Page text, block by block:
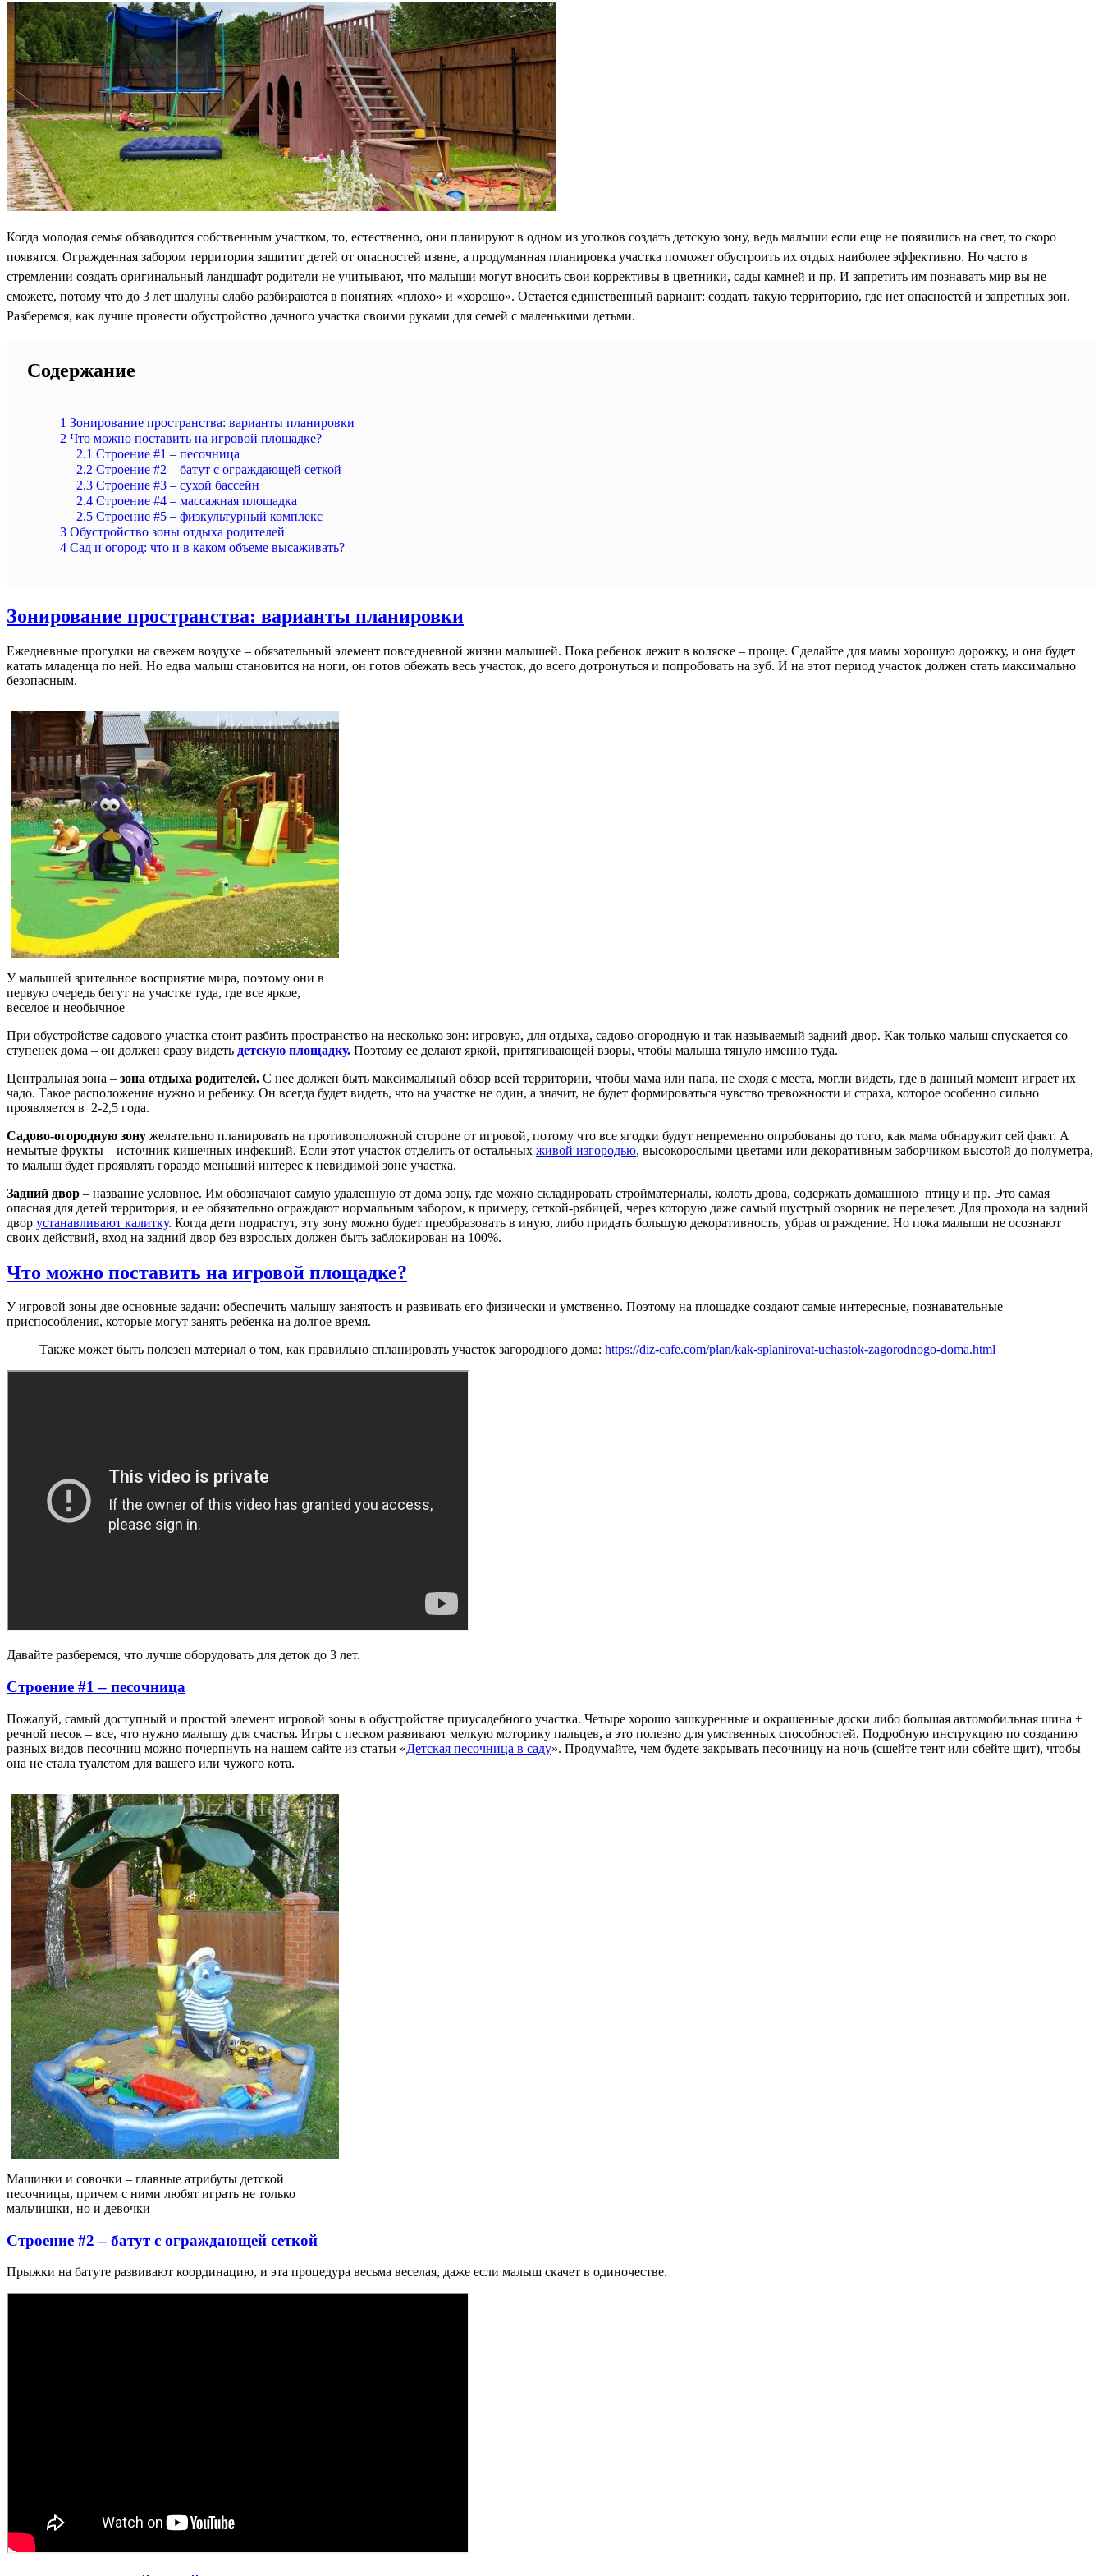
Когда молодая семья обзаводится собственным участком, то, естественно, они планируют в одном из уголков создать детскую зону, ведь малыши если еще не появились на свет, то скоро
появятся. Огражденная забором территория защитит детей от опасностей извне, а продуманная планировка участка поможет обустроить их отдых наиболее эффективно. Но часто в
стремлении создать оригинальный ландшафт родители не учитывают, что малыши могут вносить свои коррективы в цветники, сады камней и пр. И запретить им познавать мир вы не
сможете, потому что до 3 лет шалуны слабо разбираются в понятиях «плохо» и «хорошо». Остается единственный вариант: создать такую территорию, где нет опасностей и запретных зон.
Разберемся, как лучше провести обустройство дачного участка своими руками для семей с маленькими детьми.
Содержание
1 Зонирование пространства: варианты планировки
2 Что можно поставить на игровой площадке?
2.1 Строение #1 – песочница
2.2 Строение #2 – батут с ограждающей сеткой
2.3 Строение #3 – сухой бассейн
2.4 Строение #4 – массажная площадка
2.5 Строение #5 – физкультурный комплекс
3 Обустройство зоны отдыха родителей
4 Сад и огород: что и в каком объеме высаживать?
Зонирование пространства: варианты планировки
Ежедневные прогулки на свежем воздухе – обязательный элемент повседневной жизни малышей. Пока ребенок лежит в коляске – проще. Сделайте для мамы хорошую дорожку, и она будет
катать младенца по ней. Но едва малыш становится на ноги, он готов обежать весь участок, до всего дотронуться и попробовать на зуб. И на этот период участок должен стать максимально
безопасным.
У малышей зрительное восприятие мира, поэтому они в
первую очередь бегут на участке туда, где все яркое,
веселое и необычное
При обустройстве садового участка стоит разбить пространство на несколько зон: игровую, для отдыха, садово-огородную и так называемый задний двор. Как только малыш спускается со
ступенек дома – он должен сразу видеть детскую площадку. Поэтому ее делают яркой, притягивающей взоры, чтобы малыша тянуло именно туда.
Центральная зона – зона отдыха родителей. С нее должен быть максимальный обзор всей территории, чтобы мама или папа, не сходя с места, могли видеть, где в данный момент играет их
чадо. Такое расположение нужно и ребенку. Он всегда будет видеть, что на участке не один, а значит, не будет формироваться чувство тревожности и страха, которое особенно сильно
проявляется в 2-2,5 года.
Садово-огородную зону желательно планировать на противоположной стороне от игровой, потому что все ягодки будут непременно опробованы до того, как мама обнаружит сей факт. А
немытые фрукты – источник кишечных инфекций. Если этот участок отделить от остальных живой изгородью, высокорослыми цветами или декоративным заборчиком высотой до полуметра,
то малыш будет проявлять гораздо меньший интерес к невидимой зоне участка.
Задний двор – название условное. Им обозначают самую удаленную от дома зону, где можно складировать стройматериалы, колоть дрова, содержать домашнюю птицу и пр. Это самая
опасная для детей территория, и ее обязательно ограждают нормальным забором, к примеру, сеткой-рябицей, через которую даже самый шустрый озорник не перелезет. Для прохода на задний
двор устанавливают калитку. Когда дети подрастут, эту зону можно будет преобразовать в иную, либо придать большую декоративность, убрав ограждение. Но пока малыши не осознают
своих действий, вход на задний двор без взрослых должен быть заблокирован на 100%.
Что можно поставить на игровой площадке?
У игровой зоны две основные задачи: обеспечить малышу занятость и развивать его физически и умственно. Поэтому на площадке создают самые интересные, познавательные
приспособления, которые могут занять ребенка на долгое время.
Также может быть полезен материал о том, как правильно спланировать участок загородного дома: https://diz-cafe.com/plan/kak-splanirovat-uchastok-zagorodnogo-doma.html
Давайте разберемся, что лучше оборудовать для деток до 3 лет.
Строение #1 – песочница
Пожалуй, самый доступный и простой элемент игровой зоны в обустройстве приусадебного участка. Четыре хорошо зашкуренные и окрашенные доски либо большая автомобильная шина +
речной песок – все, что нужно малышу для счастья. Игры с песком развивают мелкую моторику пальцев, а это полезно для умственных способностей. Подробную инструкцию по созданию
разных видов песочниц можно почерпнуть на нашем сайте из статьи «Детская песочница в саду». Продумайте, чем будете закрывать песочницу на ночь (сшейте тент или сбейте щит), чтобы
она не стала туалетом для вашего или чужого кота.
Машинки и совочки – главные атрибуты детской
песочницы, причем с ними любят играть не только
мальчишки, но и девочки
Строение #2 – батут с ограждающей сеткой
Прыжки на батуте развивают координацию, и эта процедура весьма веселая, даже если малыш скачет в одиночестве.